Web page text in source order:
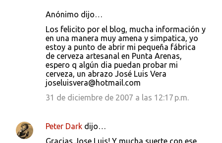
Anónimo dijo…
Los felicito por el blog, mucha información y
en una manera muy amena y simpatica, yo
estoy a punto de abrir mi pequeña fábrica
de cerveza artesanal en Punta Arenas,
espero q algún dia puedan probar mi
cerveza, un abrazo José Luis Vera
joseluisvera@hotmail.com
31 de diciembre de 2007 a las 12:17 p.m.
Peter Dark dijo…
Gracias Jose Luis! Y mucha suerte con ese